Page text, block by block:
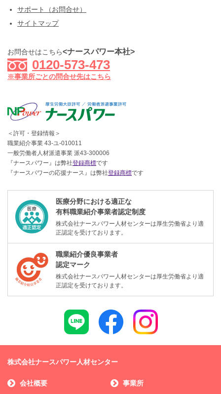
サポート（お問合せ）
サイトマップ
お問合せはこちら<ナースパワー本社>
0120-573-473
※事業所ごとの問合せ先はこちら
＜許可・登録情報＞
職業紹介事業 43-ユ-010011
一般労働者人材派遣事業 派43-300006
『ナースパワー』は弊社登録商標です
『ナースパワーの応援ナース』は弊社登録商標です
医療分野における適正な
有料職業紹介事業者認定制度
株式会社ナースパワー人材センターは厚生労働省より適
正認定を受けております。
職業紹介優良事業者
認定マーク
株式会社ナースパワー人材センターは厚生労働省より適
正認定を受けております。
株式会社ナースパワー人材センター
会社概要 事業所